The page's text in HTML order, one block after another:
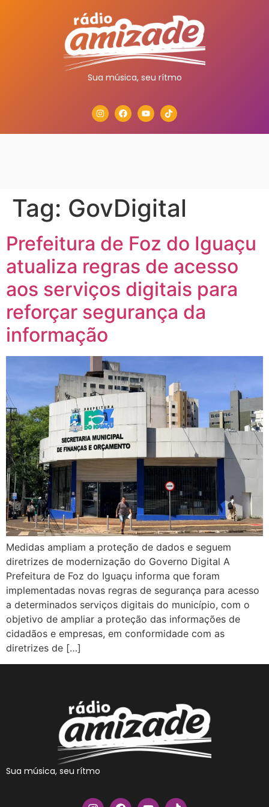
Sua música, seu rítmo
Tag: GovDigital
Prefeitura de Foz do Iguaçu
atualiza regras de acesso
aos serviços digitais para
reforçar segurança da
informação
Medidas ampliam a proteção de dados e seguem
diretrizes de modernização do Governo Digital A
Prefeitura de Foz do Iguaçu informa que foram
implementadas novas regras de segurança para acesso
a determinados serviços digitais do município, com o
objetivo de ampliar a proteção das informações de
cidadãos e empresas, em conformidade com as
diretrizes de […]
Sua música, seu rítmo